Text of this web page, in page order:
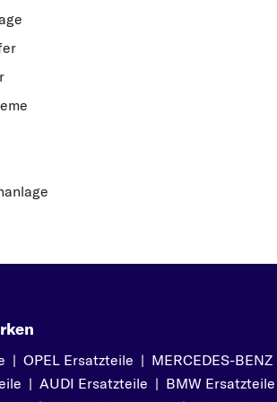
OPEL
| OPEL Ersatzteile | MERCEDES-
| AUDI Ersatzteile | BMW Ersatzteile